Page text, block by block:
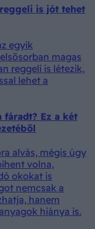
is jót tehet
egyik
magas
reggeli is létezik,
lehet a
fáradt? Ez a két
alvás, mégis úgy
volna,
okokat is
nemcsak a
hanem
hiánya is.